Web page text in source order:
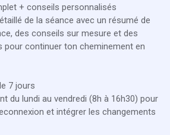
+ conseils personnalisés
de la séance avec un résumé de
des conseils sur mesure et des
continuer ton cheminement en
7 jours
du lundi au vendredi (8h à 16h30) pour
et intégrer les changements